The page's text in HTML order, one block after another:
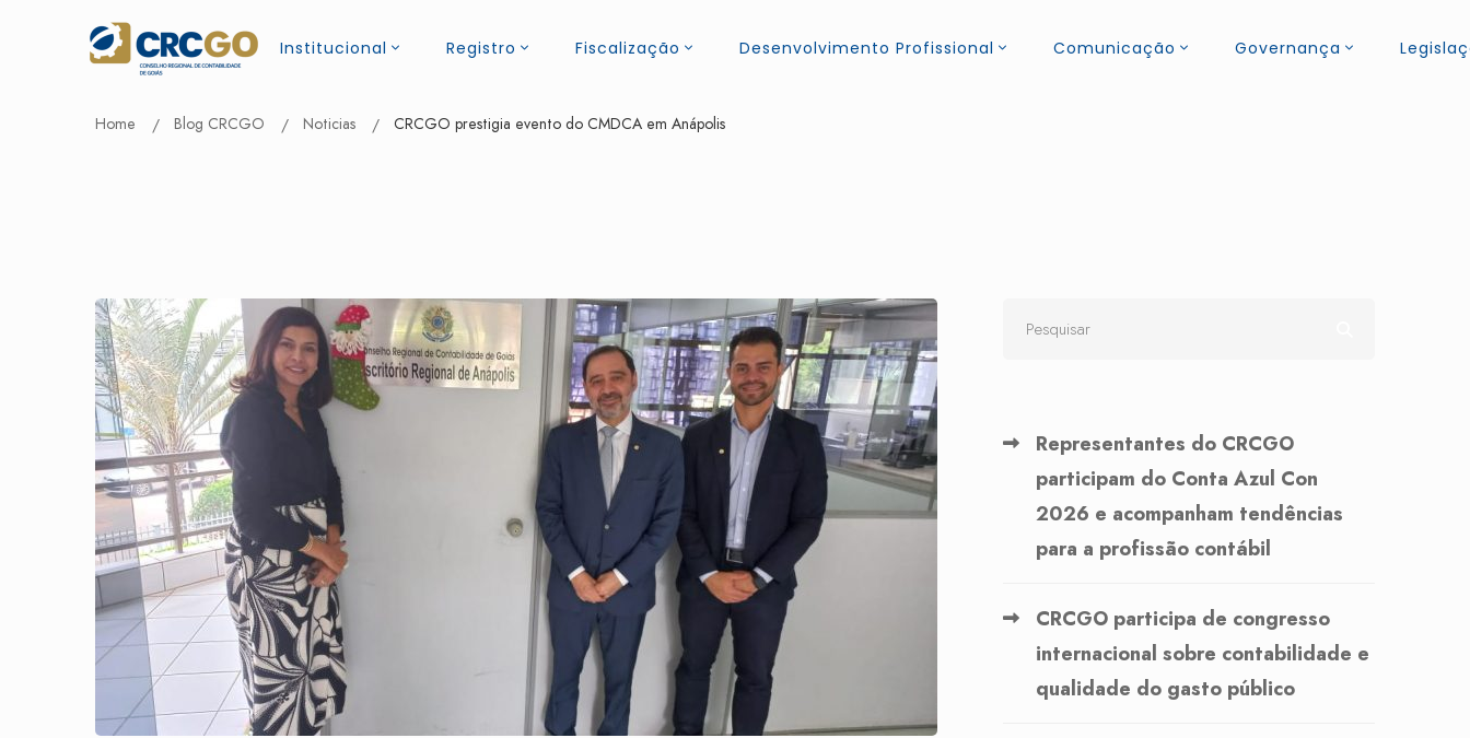
Institucional Registro Fiscalização Desenvolvimento Profissional Comunicação Governança
Home Blog CRCGO Noticias CRCGO prestigia evento do CMDCA em Anápolis
Representantes do CRCGO
participam do Conta Azul Con
2026 e acompanham tendências
para a profissão contábil
CRCGO participa de congresso
internacional sobre contabilidade e
qualidade do gasto público